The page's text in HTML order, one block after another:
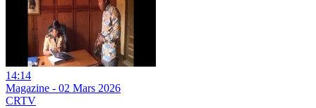
14:14
Magazine - 02 Mars 2026
CRTV